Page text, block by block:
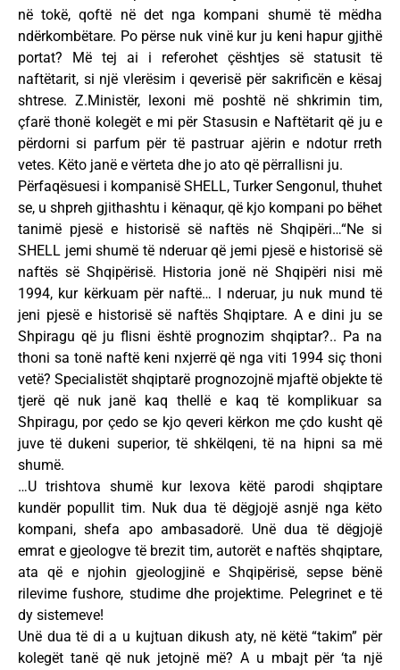
në tokë, qoftë në det nga kompani shumë të mëdha
ndërkombëtare. Po përse nuk vinë kur ju keni hapur gjithë
portat? Më tej ai i referohet çështjes së statusit të
naftëtarit, si një vlerësim i qeverisë për sakrificën e kësaj
shtrese. Z.Ministër, lexoni më poshtë në shkrimin tim,
çfarë thonë kolegët e mi për Stasusin e Naftëtarit që ju e
përdorni si parfum për të pastruar ajërin e ndotur rreth
vetes. Këto janë e vërteta dhe jo ato që përrallisni ju.
Përfaqësuesi i kompanisë SHELL, Turker Sengonul, thuhet
se, u shpreh gjithashtu i kënaqur, që kjo kompani po bëhet
tanimë pjesë e historisë së naftës në Shqipëri…“Ne si
SHELL jemi shumë të nderuar që jemi pjesë e historisë së
naftës së Shqipërisë. Historia jonë në Shqipëri nisi më
1994, kur kërkuam për naftë… I nderuar, ju nuk mund të
jeni pjesë e historisë së naftës Shqiptare. A e dini ju se
Shpiragu që ju flisni është prognozim shqiptar?.. Pa na
thoni sa tonë naftë keni nxjerrë që nga viti 1994 siç thoni
vetë? Specialistët shqiptarë prognozojnë mjaftë objekte të
tjerë që nuk janë kaq thellë e kaq të komplikuar sa
Shpiragu, por çedo se kjo qeveri kërkon me çdo kusht që
juve të dukeni superior, të shkëlqeni, të na hipni sa më
shumë.
…U trishtova shumë kur lexova këtë parodi shqiptare
kundër popullit tim. Nuk dua të dëgjojë asnjë nga këto
kompani, shefa apo ambasadorë. Unë dua të dëgjojë
emrat e gjeologve të brezit tim, autorët e naftës shqiptare,
ata që e njohin gjeologjinë e Shqipërisë, sepse bënë
rilevime fushore, studime dhe projektime. Pelegrinet e të
dy sistemeve!
Unë dua të di a u kujtuan dikush aty, në këtë “takim” për
kolegët tanë që nuk jetojnë më? A u mbajt për ‘ta një